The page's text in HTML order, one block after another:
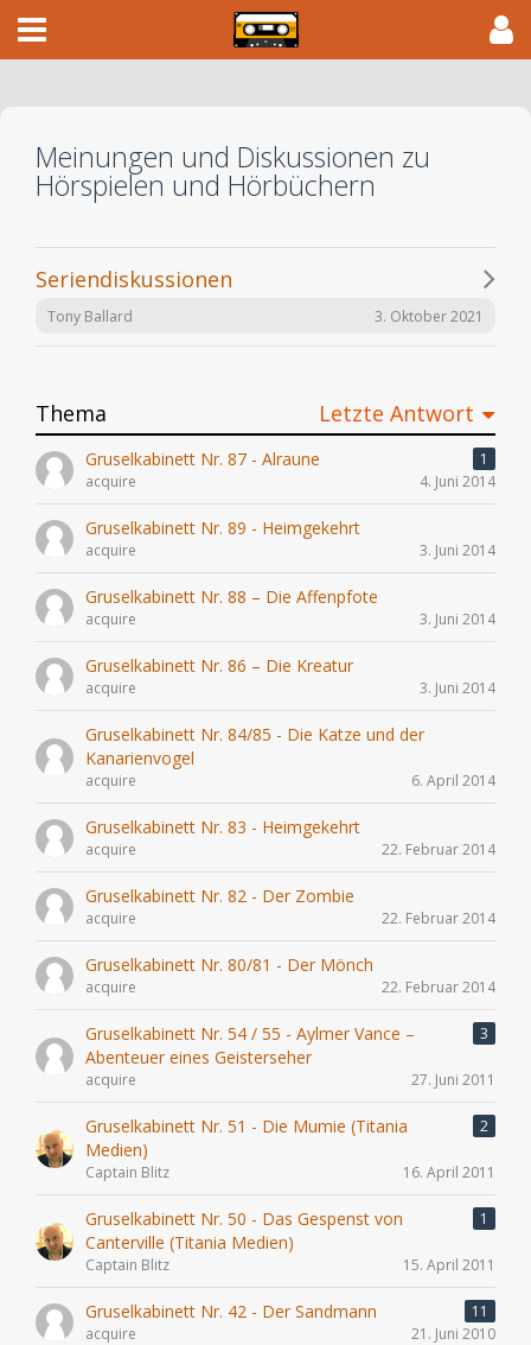
Meinungen und Diskussionen zu
Hörspielen und Hörbüchern
Seriendiskussionen
Tony Ballard 3. Oktober 2021
Thema Letzte Antwort
Gruselkabinett Nr. 87 - Alraune
1
acquire
4. Juni 2014
Gruselkabinett Nr. 89 - Heimgekehrt
acquire 3. Juni 2014
Gruselkabinett Nr. 88 – Die Affenpfote
acquire 3. Juni 2014
Gruselkabinett Nr. 86 – Die Kreatur
acquire 3. Juni 2014
Gruselkabinett Nr. 84/85 - Die Katze und der
Kanarienvogel
acquire 6. April 2014
Gruselkabinett Nr. 83 - Heimgekehrt
acquire 22. Februar 2014
Gruselkabinett Nr. 82 - Der Zombie
acquire 22. Februar 2014
Gruselkabinett Nr. 80/81 - Der Mönch
acquire 22. Februar 2014
Gruselkabinett Nr. 54 / 55 - Aylmer Vance –
Abenteuer eines Geisterseher
3
acquire 27. Juni 2011
Gruselkabinett Nr. 51 - Die Mumie (Titania
Medien)
2
Captain Blitz 16. April 2011
Gruselkabinett Nr. 50 - Das Gespenst von
Canterville (Titania Medien)
1
Captain Blitz 15. April 2011
Gruselkabinett Nr. 42 - Der Sandmann
11
acquire
21. Juni 2010